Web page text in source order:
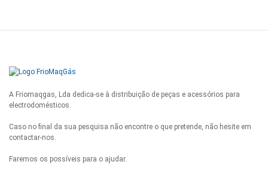
A Friomaqgas, Lda dedica-se à distribuição de peças e acessórios para
electrodomésticos.
Caso no final da sua pesquisa não encontre o que pretende, não hesite em
contactar-nos.
Faremos os possíveis para o ajudar.